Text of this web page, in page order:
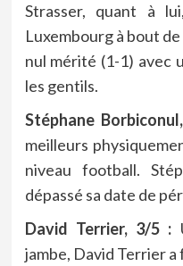
Strasser, quant à
Luxembourg à bout
nul mérité (1-1) avec
les gentils.
Stéphane
meilleurs
niveau football.
dépassé sa date de
David Terrier, 3/5 :
jambe, David Terrier